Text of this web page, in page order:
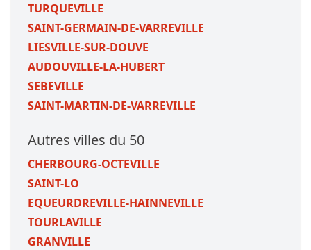
TURQUEVILLE
SAINT-GERMAIN-DE-VARREVILLE
LIESVILLE-SUR-DOUVE
AUDOUVILLE-LA-HUBERT
SEBEVILLE
SAINT-MARTIN-DE-VARREVILLE
Autres villes du 50
CHERBOURG-OCTEVILLE
SAINT-LO
EQUEURDREVILLE-HAINNEVILLE
TOURLAVILLE
GRANVILLE